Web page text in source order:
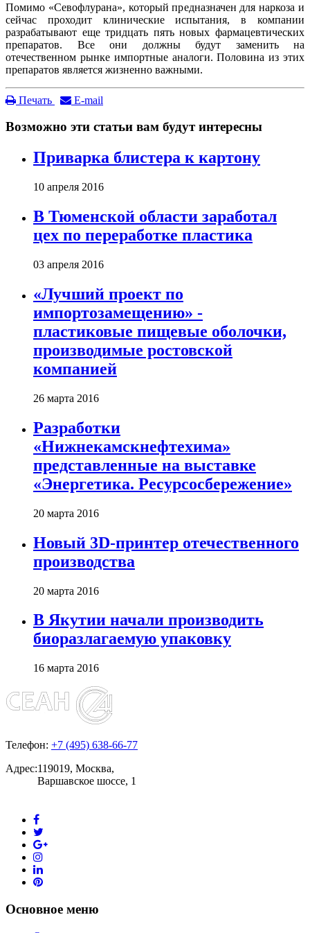
Помимо «Севофлурана», который предназначен для наркоза и
сейчас проходит клинические испытания, в компании
разрабатывают еще тридцать пять новых фармацевтических
препаратов. Все они должны будут заменить на
отечественном рынке импортные аналоги. Половина из этих
препаратов является жизненно важными.
Печать E-mail
Возможно эти статьи вам будут интересны
Приварка блистера к картону
10 апреля 2016
В Тюменской области заработал
цех по переработке пластика
03 апреля 2016
«Лучший проект по
импортозамещению» -
пластиковые пищевые оболочки,
производимые ростовской
компанией
26 марта 2016
Разработки
«Нижнекамскнефтехима»
представленные на выставке
«Энергетика. Ресурсосбережение»
20 марта 2016
Новый 3D-принтер отечественного
производства
20 марта 2016
В Якутии начали производить
биоразлагаемую упаковку
16 марта 2016
Телефон: +7 (495) 638-66-77
Адрес:119019, Москва,
Варшавское шоссе, 1
Основное меню